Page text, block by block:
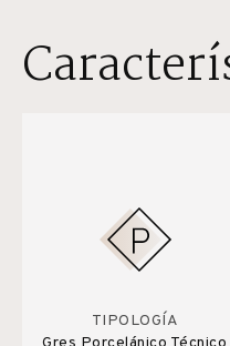
TIPOLOGÍA